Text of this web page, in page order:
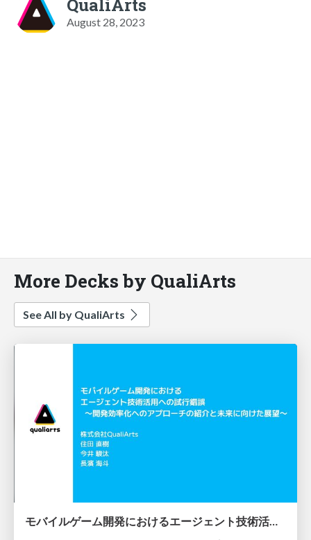
QualiArts
August 28, 2023
More Decks by QualiArts
See All by QualiArts
モバイルゲーム開発におけるエージェント技術活用への試行錯誤 ～開発効率化へのアプローチの紹介と未来に向けた展望～